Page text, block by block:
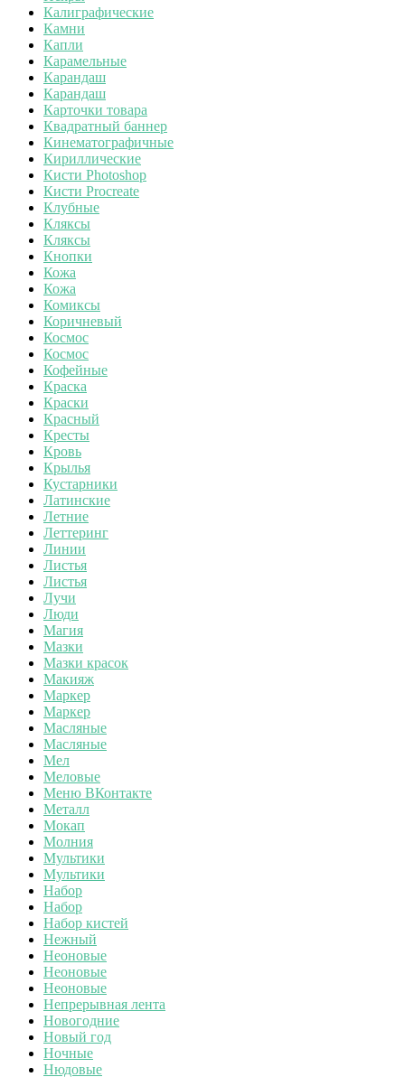
Калиграфические
Камни
Капли
Карамельные
Карандаш
Карандаш
Карточки товара
Квадратный баннер
Кинематографичные
Кириллические
Кисти Photoshop
Кисти Procreate
Клубные
Кляксы
Кляксы
Кнопки
Кожа
Кожа
Комиксы
Коричневый
Космос
Космос
Кофейные
Краска
Краски
Красный
Кресты
Кровь
Крылья
Кустарники
Латинские
Летние
Леттеринг
Линии
Листья
Листья
Лучи
Люди
Магия
Мазки
Мазки красок
Макияж
Маркер
Маркер
Масляные
Масляные
Мел
Меловые
Меню ВКонтакте
Металл
Мокап
Молния
Мультики
Мультики
Набор
Набор
Набор кистей
Нежный
Неоновые
Неоновые
Неоновые
Непрерывная лента
Новогодние
Новый год
Ночные
Нюдовые